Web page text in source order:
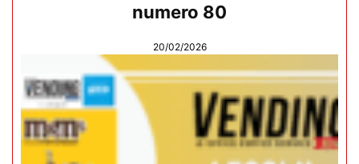
numero 80
20/02/2026